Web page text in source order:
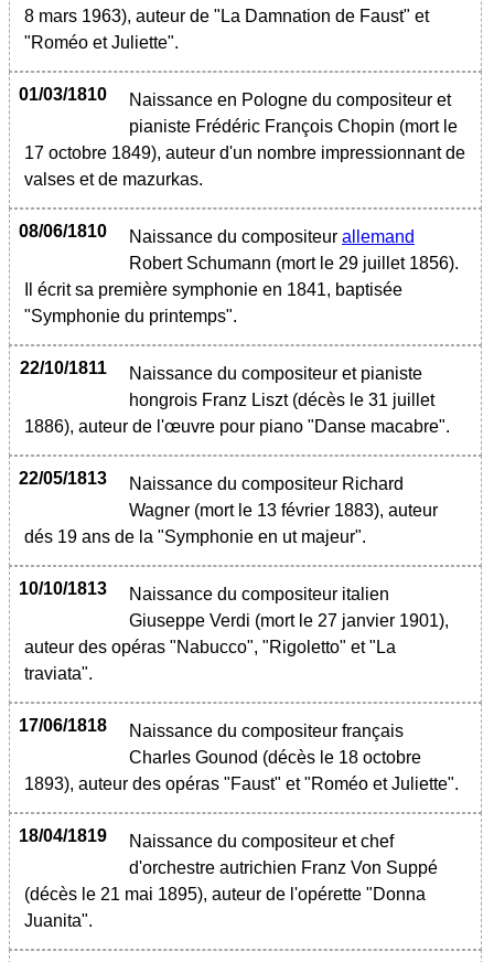
8 mars 1963), auteur de "La Damnation de Faust" et
"Roméo et Juliette".
01/03/1810
Naissance en Pologne du compositeur et
pianiste Frédéric François Chopin (mort le
17 octobre 1849), auteur d'un nombre impressionnant de
valses et de mazurkas.
08/06/1810 Naissance du compositeur allemand
Robert Schumann (mort le 29 juillet 1856).
Il écrit sa première symphonie en 1841, baptisée
"Symphonie du printemps".
22/10/1811
Naissance du compositeur et pianiste
hongrois Franz Liszt (décès le 31 juillet
1886), auteur de l'œuvre pour piano "Danse macabre".
22/05/1813
Naissance du compositeur Richard
Wagner (mort le 13 février 1883), auteur
dés 19 ans de la "Symphonie en ut majeur".
10/10/1813
Naissance du compositeur italien
Giuseppe Verdi (mort le 27 janvier 1901),
auteur des opéras "Nabucco", "Rigoletto" et "La
traviata".
17/06/1818
Naissance du compositeur français
Charles Gounod (décès le 18 octobre
1893), auteur des opéras "Faust" et "Roméo et Juliette".
18/04/1819
Naissance du compositeur et chef
d'orchestre autrichien Franz Von Suppé
(décès le 21 mai 1895), auteur de l'opérette "Donna
Juanita".